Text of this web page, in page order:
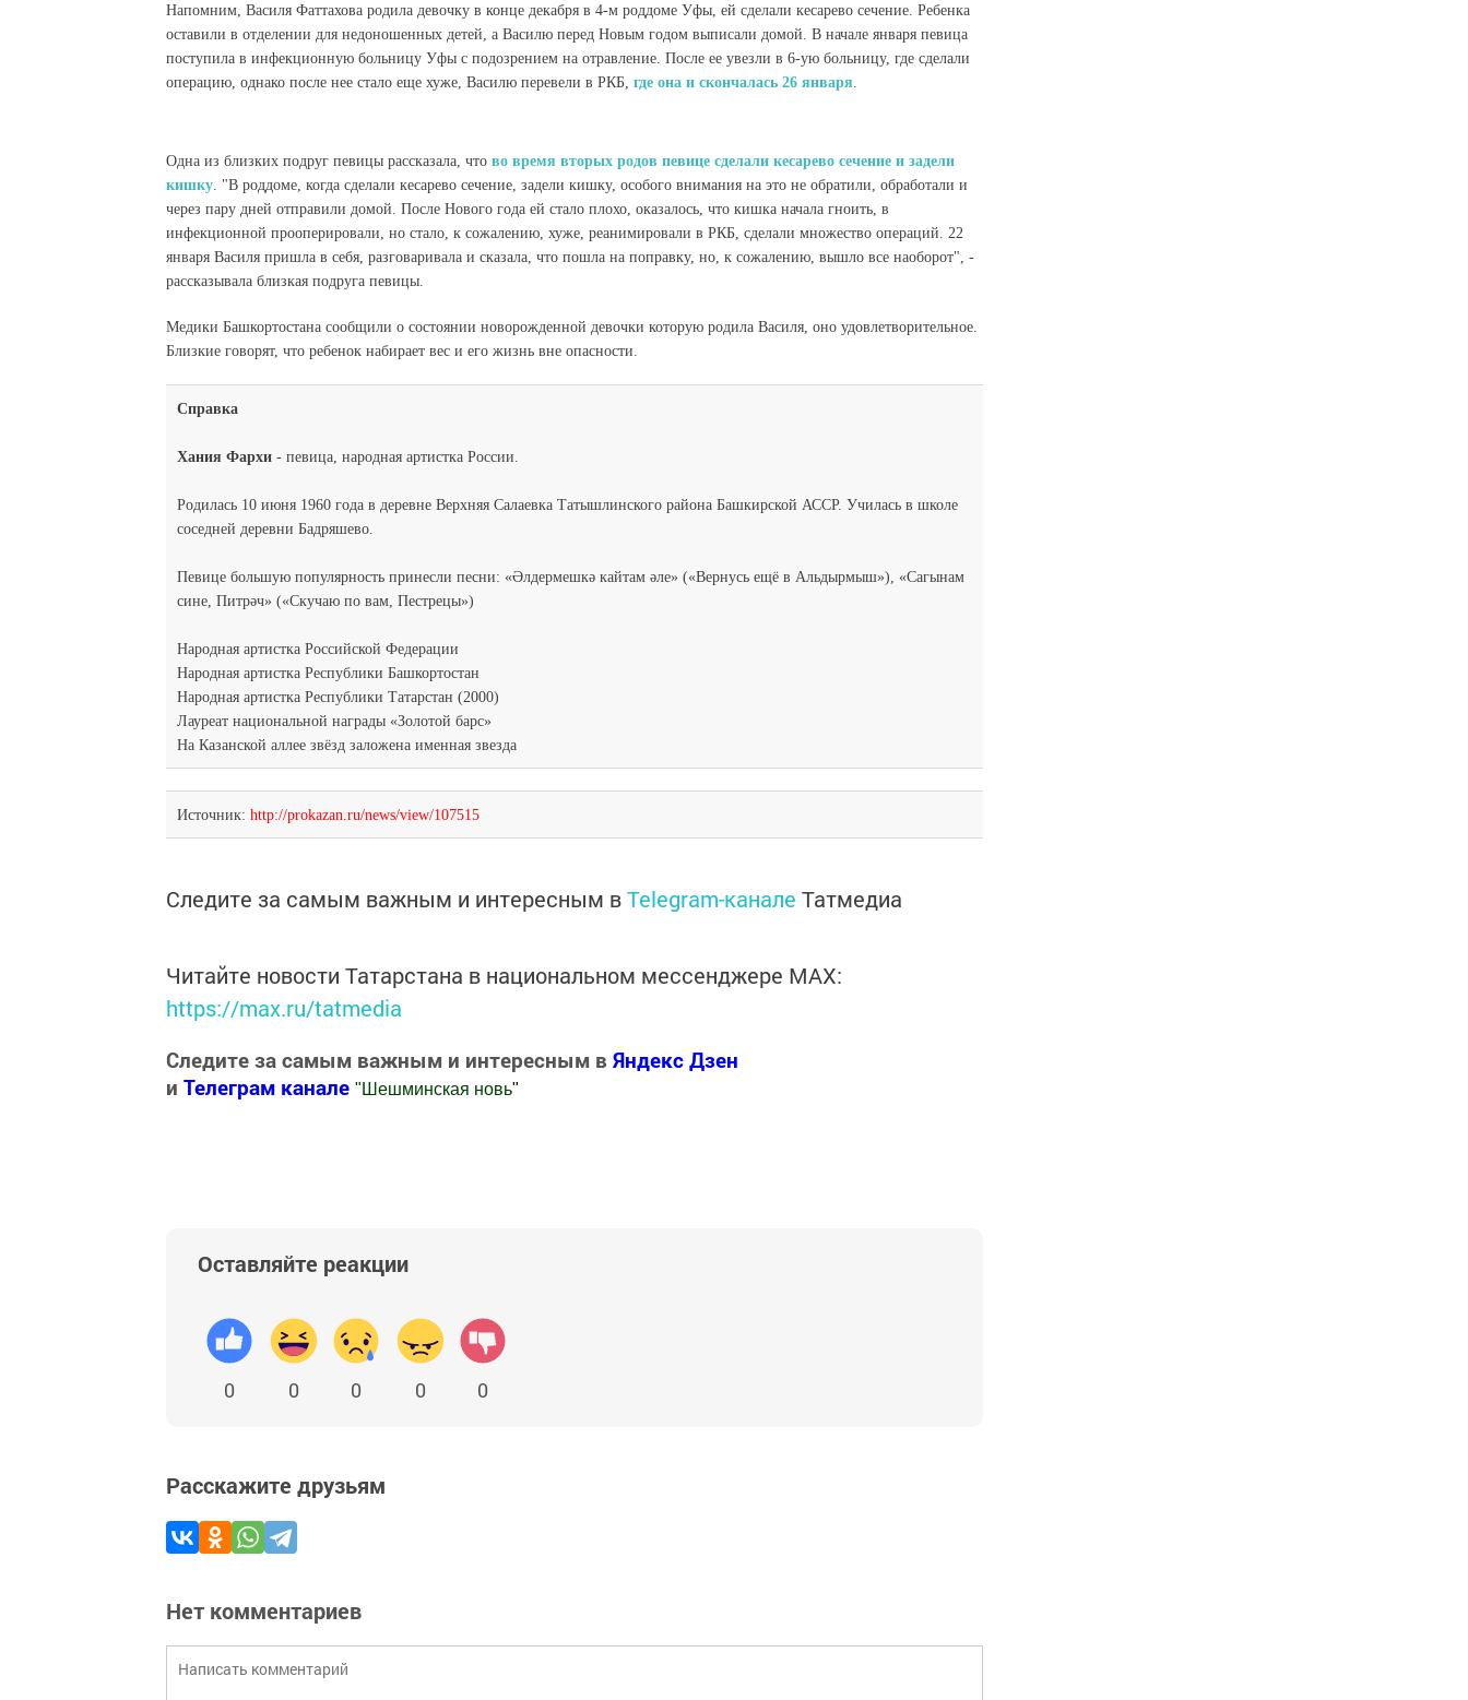
Напомним, Василя Фаттахова родила девочку в конце декабря в 4-м роддоме Уфы, ей сделали кесарево сечение. Ребенка
оставили в отделении для недоношенных детей, а Василю перед Новым годом выписали домой. В начале января певица
поступила в инфекционную больницу Уфы с подозрением на отравление. После ее увезли в 6-ую больницу, где сделали
операцию, однако после нее стало еще хуже, Василю перевели в РКБ, где она и скончалась 26 января
Одна из близких подруг певицы рассказала, что во время вторых родов певице сделали кесарево сечение и задели
кишку . "В роддоме, когда сделали кесарево сечение, задели кишку, особого внимания на это не обратили, обработали и
через пару дней отправили домой. После Нового года ей стало плохо, оказалось, что кишка начала гноить, в
инфекционной прооперировали, но стало, к сожалению, хуже, реанимировали в РКБ, сделали множество операций. 22
января Василя пришла в себя, разговаривала и сказала, что пошла на поправку, но, к сожалению, вышло все наоборот", -
рассказывала близкая подруга певицы.
Медики Башкортостана сообщили о состоянии новорожденной девочки которую родила Василя, оно удовлетворительное.
Близкие говорят, что ребенок набирает вес и его жизнь вне опасности.
Справка
Хания Фархи - певица, народная артистка России.
Родилась 10 июня 1960 года в деревне Верхняя Салаевка Татышлинского района Башкирской АССР. Училась в школе
соседней деревни Бадряшево.
Певице большую популярность принесли песни: «Әлдермешкә кайтам әле» («Вернусь ещё в Альдырмыш»), «Сагынам
сине, Питрәч» («Скучаю по вам, Пестрецы»)
Народная артистка Российской Федерации
Народная артистка Республики Башкортостан
Народная артистка Республики Татарстан (2000)
Лауреат национальной награды «Золотой барс»
На Казанской аллее звёзд заложена именная звезда
Источник: http://prokazan.ru/news/view/107515
Следите за самым важным и интересным вTelegram-канале Татмедиа
Читайте новости Татарстана в национальном мессенджере MАХ:
https://max.ru/tatmedia
Следите за самым важным и интересным в Яндекс Дзен
и Телеграм канале " Шешминская новь"
Оставляйте реакции
0 0 0 0 0
Расскажите друзьям
Нет комментариев